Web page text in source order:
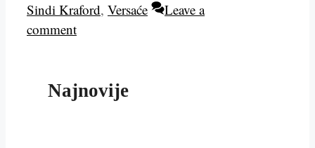
Sindi Kraford, Versaće
Leave a
comment
Najnovije